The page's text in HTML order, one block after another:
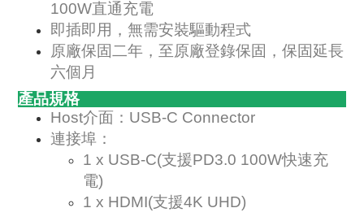
100W直通充電
即插即用，無需安裝驅動程式
原廠保固二年，至原廠登錄保固，保固延長
六個月
產品規格
Host介面：USB-C Connector
連接埠：
1 x USB-C(支援PD3.0 100W快速充
電)
1 x HDMI(支援4K UHD)